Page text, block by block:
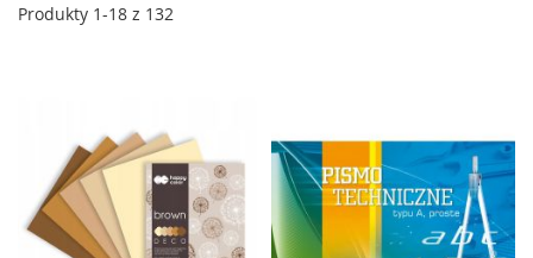
Produkty 1-18 z 132